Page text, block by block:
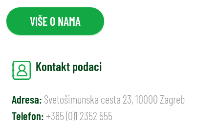
VIŠE O NAMA
Kontakt podaci
Adresa: Svetošimunska cesta 23, 10000 Zagreb
Telefon: +385 (0)1 2352 555